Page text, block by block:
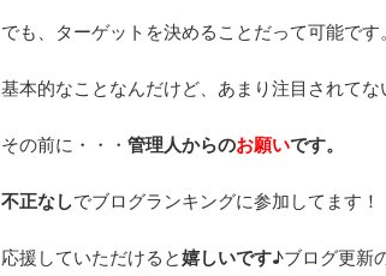
でも、ターゲットを決めることだって可能です。
基本的なことなんだけど、あまり注目されてな
その前に・・・ 管理人からのお願いです。
不正なしでブログランキングに参加してます！
応援していただけると嬉しいです♪ブログ更新